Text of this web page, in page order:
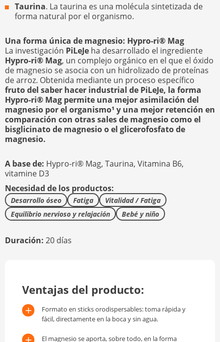
Taurina. La taurina es una molécula sintetizada de
forma natural por el organismo.
Una forma única de magnesio: Hypro-ri® Mag
La investigación PiLeJe ha desarrollado el ingrediente
Hypro-ri® Mag, un complejo orgánico en el que el óxido
de magnesio se asocia con un hidrolizado de proteínas
de arroz. Obtenida mediante un proceso específico
fruto del saber hacer industrial de PiLeJe, la forma
Hypro-ri® Mag permite una mejor asimilación del
magnesio por el organismo¹ y una mejor retención en
comparación con otras sales de magnesio como el
bisglicinato de magnesio o el glicerofosfato de
magnesio.
A base de: Hypro-ri® Mag, Taurina, Vitamina B6,
vitamine D3
Necesidad de los productos:
Desarrollo óseo Fatiga
Vitalidad / Fatiga
Equilibrio nervioso y relajación
Bebé y niño
Duración: 20 días
Ventajas del producto:
Formato en sticks orodispersables: toma rápida y
fácil, directamente en la boca y sin agua.
El magnesio se aporta, sobre todo, en la forma